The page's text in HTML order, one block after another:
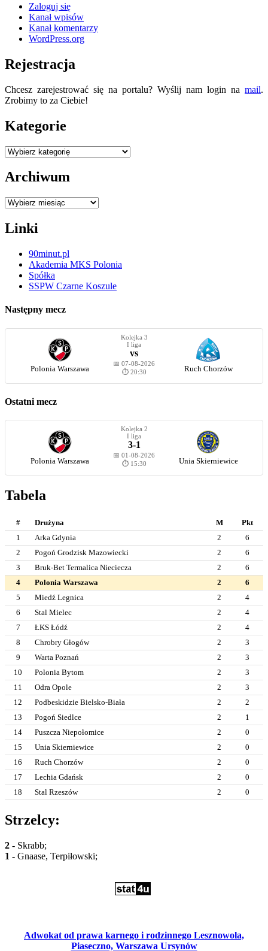
Zaloguj się
Kanał wpisów
Kanał komentarzy
WordPress.org
Rejestracja
Chcesz zarejestrować się na portalu? Wyślij nam login na mail.
Zrobimy to za Ciebie!
Kategorie
Kategorie
Archiwum
Archiwum
Linki
90minut.pl
Akademia MKS Polonia
Spółka
SSPW Czarne Koszule
Następny mecz
Polonia Warszawa
Kolejka 3
I liga
vs
📅 07-08-2026
⏱️ 20:30
Ruch Chorzów
Ostatni mecz
Polonia Warszawa
Kolejka 2
I liga
3-1
📅 01-08-2026
⏱️ 15:30
Unia Skierniewice
Tabela
# Drużyna M
Pkt
1
Arka Gdynia 2
6
2
Pogoń Grodzisk Mazowiecki 2
6
3
Bruk-Bet Termalica Nieciecza 2
6
4
Polonia Warszawa 2
6
5
Miedź Legnica 2
4
6
Stal Mielec 2
4
7
ŁKS Łódź 2
4
8
Chrobry Głogów 2
3
9
Warta Poznań 2
3
10
Polonia Bytom 2
3
11
Odra Opole 2
3
12
Podbeskidzie Bielsko-Biała 2
2
13
Pogoń Siedlce 2
1
14
Puszcza Niepołomice 2
0
15
Unia Skierniewice 2
0
16
Ruch Chorzów 2
0
17
Lechia Gdańsk 2
0
18
Stal Rzeszów 2 0
Strzelcy:
2 - Skrabb;
1 - Gnaase, Terpiłowski;
Adwokat od prawa karnego i rodzinnego Lesznowola,
Piaseczno, Warszawa Ursynów